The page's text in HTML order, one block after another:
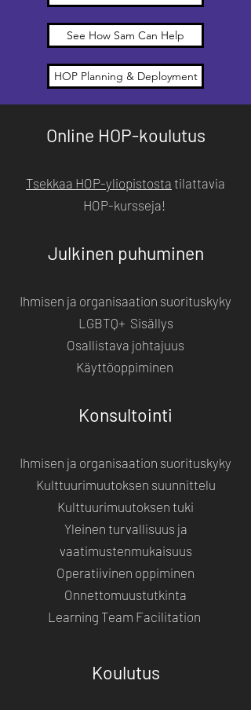
See How Sam Can Help
HOP Planning & Deployment
Online HOP-koulutus
Tsekkaa HOP-yliopistosta tilattavia
HOP-kursseja!
Julkinen puhuminen
Ihmisen ja organisaation suorituskyky
LGBTQ+ Sisällys
Osallistava johtajuus
Käyttöoppiminen
Konsultointi
Ihmisen ja organisaation suorituskyky
Kulttuurimuutoksen suunnittelu
Kulttuurimuutoksen tuki
Yleinen turvallisuus ja
vaatimustenmukaisuus
Operatiivinen oppiminen
Onnettomuustutkinta
Learning Team Facilitation
Koulutus